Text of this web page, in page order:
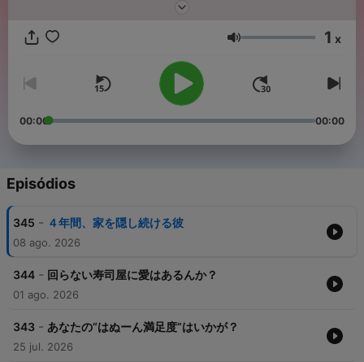
https://www.tbs.co.jp/radio/podcast/en.html
Volume 1 x
00:00 00:00
Episódios
345 - ４年間、家を隠し続ける彼
08 ago. 2026
344 - 回らない寿司屋に愛はあるんか？
01 ago. 2026
343 - あなたの“はぬーん満足度”はいかが？
25 jul. 2026